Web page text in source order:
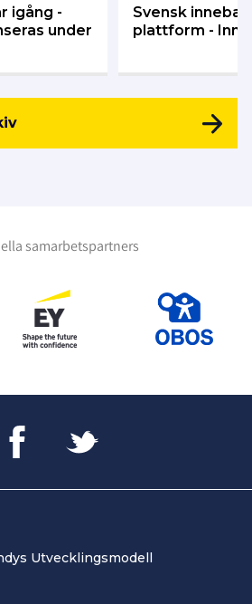
igång -
under
Svensk
plattform -
samarbetspartners
Utvecklingsmodell